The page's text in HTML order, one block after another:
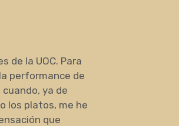
de la UOC. Para
performance de
ya de
los platos, me he
que